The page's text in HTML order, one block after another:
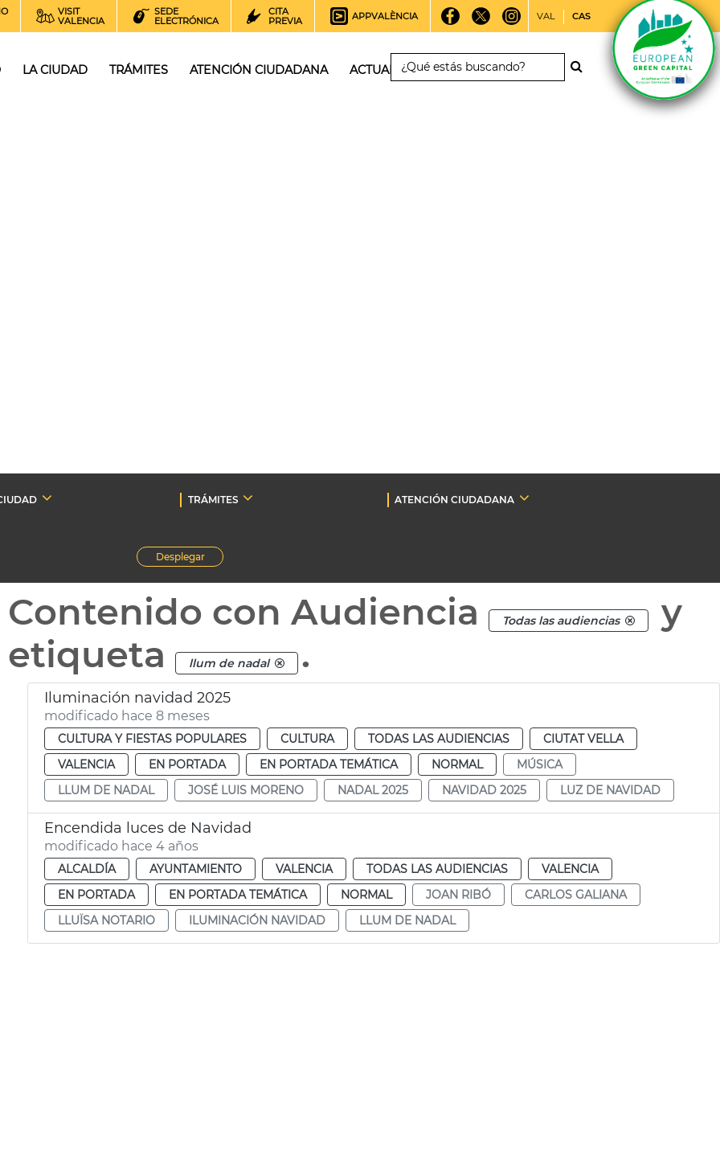
VISIT
VALENCIA
SEDE
ELECTRÓNICA
CITA
PREVIA
APPVALÈNCIA VAL CAS
LA CIUDAD TRÁMITES ATENCIÓN CIUDADANA ACTUALIDAD
TRÁMITES
ATENCIÓN CIUDADANA
Desplegar
Contenido con Audiencia Todas las audiencias
y
etiqueta
llum de nadal .
Iluminación navidad 2025
modificado hace 8 meses
CULTURA Y FIESTAS POPULARES CULTURA TODAS LAS AUDIENCIAS
CIUTAT VELLA
VALENCIA
EN PORTADA EN PORTADA TEMÁTICA NORMAL
MÚSICA
LLUM DE NADAL
JOSÉ LUIS MORENO NADAL 2025 NAVIDAD 2025 LUZ DE NAVIDAD
Encendida luces de Navidad
modificado hace 4 años
ALCALDÍA AYUNTAMIENTO VALENCIA TODAS LAS AUDIENCIAS
VALENCIA
EN PORTADA
EN PORTADA TEMÁTICA NORMAL JOAN RIBÓ
CARLOS GALIANA
LLUÏSA NOTARIO
ILUMINACIÓN NAVIDAD LLUM DE NADAL